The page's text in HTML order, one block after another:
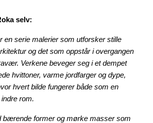
selv:
en serie malerier som utforsker stille
og det som oppstår i overgangen
Verkene beveger seg i et dempet
hvittoner, varme jordfarger og dype,
hvert bilde fungerer både som en
rom.
bærende former og mørke masser som